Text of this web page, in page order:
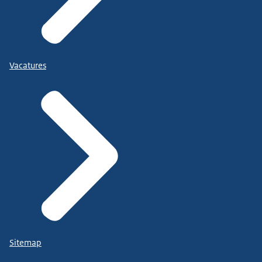
Vacatures
Sitemap